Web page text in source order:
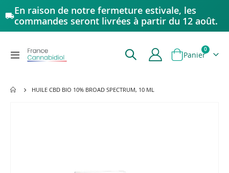
En raison de notre fermeture estivale, les
commandes seront livrées à partir du 12 août.
Affichage
navigation
Panier
0articles
HUILE CBD BIO 10% BROAD SPECTRUM, 10 ML